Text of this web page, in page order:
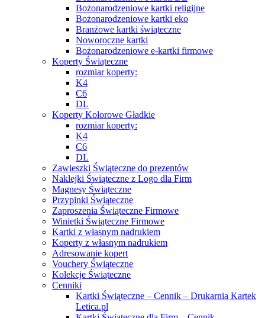
Bożonarodzeniowe kartki religijne
Bożonarodzeniowe kartki eko
Branżowe kartki świąteczne
Noworoczne kartki
Bożonarodzeniowe e-kartki firmowe
Koperty Świąteczne
rozmiar koperty:
K4
C6
DL
Koperty Kolorowe Gładkie
rozmiar koperty:
K4
C6
DL
Zawieszki Świąteczne do prezentów
Naklejki Świąteczne z Logo dla Firm
Magnesy Świąteczne
Przypinki Świąteczne
Zaproszenia Świąteczne Firmowe
Winietki Świąteczne Firmowe
Kartki z własnym nadrukiem
Koperty z własnym nadrukiem
Adresowanie kopert
Vouchery Świąteczne
Kolekcje Świąteczne
Cenniki
Kartki Świąteczne – Cennik – Drukarnia Kartek
Letica.pl